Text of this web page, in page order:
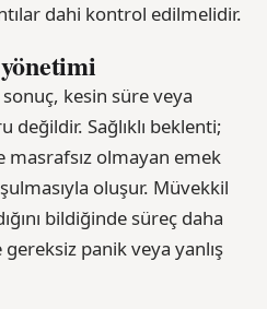
dahi kontrol edilmelidir.
kesin süre veya
Sağlıklı beklenti;
masrafsız olmayan emek
oluşur. Müvekkil
bildiğinde süreç daha
panik veya yanlış